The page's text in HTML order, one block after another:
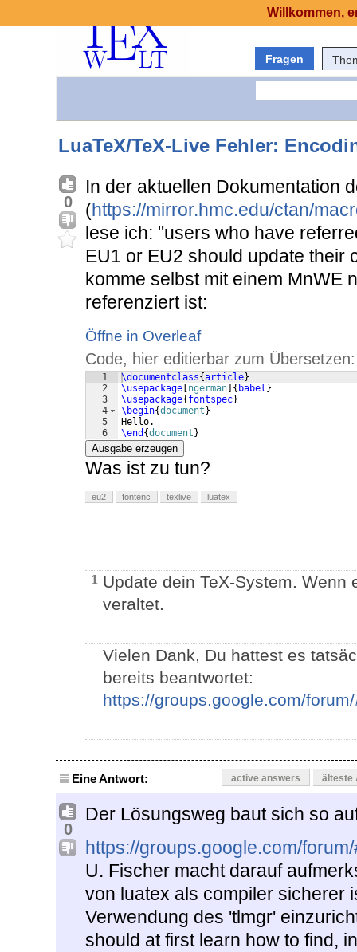
Fragen
LuaTeX/TeX-Live Fehler:
0
In der aktuellen Dokumentation
(https://mirror.hmc.edu/ctan/
lese ich: "users who have
EU1 or EU2 should update their
komme selbst mit einem MnWE
referenziert ist:
Öffne in Overleaf
Code, hier editierbar zum Übersetzen:
1
2
3
4
5
6
\documentclass{article}
\usepackage ngerman { babel }
\usepackage{ fontspec}
\begin{document }
Hello.
\end {document }
Ausgabe erzeugen
Was ist zu tun?
eu2 fontenc texlive luatex
1 Update dein TeX-System.
veraltet.
Vielen Dank, Du hattest es
bereits beantwortet:
https://groups.google.com/
Eine Antwort: active answers älteste
0
Der Lösungsweg baut sich so
https://groups.google.com/
U. Fischer macht darauf
von luatex als compiler sicherer
Verwendung des 'tlmgr'
should at first learn how to find,
Willkommen,